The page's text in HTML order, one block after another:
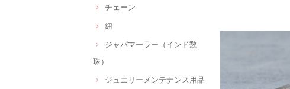
チェーン
紐
ジャパマーラー（インド数
珠）
ジュエリーメンテナンス用品